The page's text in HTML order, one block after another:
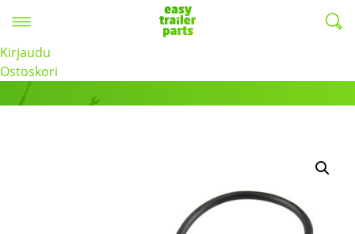
Kirjaudu
Ostoskori
Tuotteet